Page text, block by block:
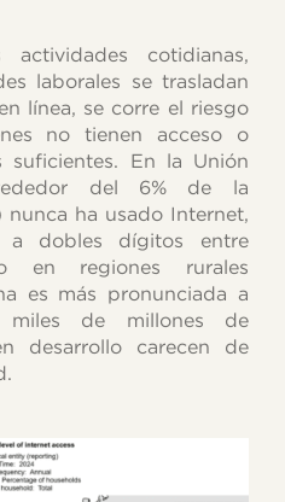
cotidianas,
laborales se trasladan
línea, se corre el riesgo
no tienen acceso o
suficientes. En la Unión
del 6% de la
nunca ha usado Internet,
a dobles dígitos entre
en regiones rurales
es más pronunciada a
miles de millones de
desarrollo carecen de